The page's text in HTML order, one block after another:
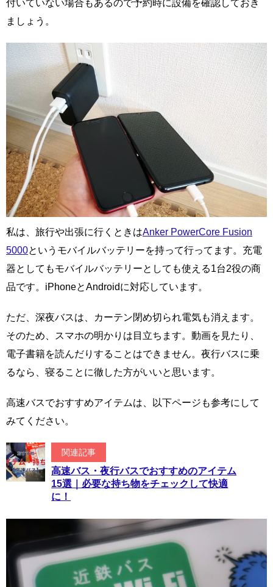
付いていない場合もあるので予約時に設備を確認しておき
ましょう。
私は、旅行や出張に行くときはAnker PowerCore Fusion
5000というモバイルバッテリーを持って行ってます。充電
器としてもモバイルバッテリーとしても使える1台2役の商
品です。iPhoneとAndroidに対応しています。
ただ、深夜バスは、カーテン閉め切られ電気も消えます。
そのため、スマホの明かりは目立ちます。動画を見たり、
電子書籍を読んだりすることはできません。夜行バスに乗
るなら、寝ることに徹した方がいいと思います。
高速バスでおすすめアイテムは、以下ページも参考にして
みてください。
関連記事
高速バス・夜行バスでおすすめのアイテム
15選｜必要な持ち物をチェックして快適
に！